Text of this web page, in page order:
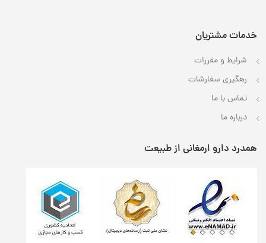
خدمات مشتریان
شرایط و مقررات
رهگیری سفارشات
تماس با ما
درباره ما
همدرد دارو ارمغانی از طبیعت